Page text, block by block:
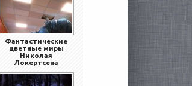
Фантастические
цветные миры
Николая
Локертсена